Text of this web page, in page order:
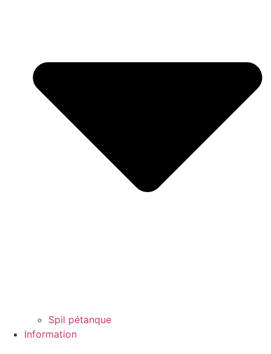
Spil pétanque
Information